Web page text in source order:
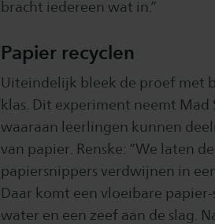
bracht iedereen wat in.”
Papier recyclen
Uiteindelijk bleek de proef met
klas. Dit experiment neemt Mad
waaraan leerlingen kunnen
van papier. Renske: “We laten
papiersnippers verdwijnen in
Daar komt een vloeibare
water en een zeef aan de slag.